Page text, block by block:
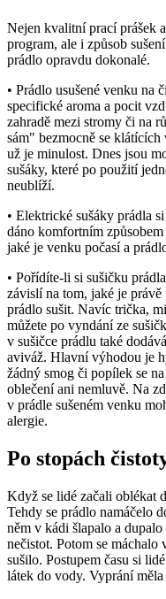
Nejen kvalitní prací prášek
program, ale i způsob
prádlo opravdu dokonalé.
• Prádlo usušené venku na
specifické aroma a pocit
zahradě mezi stromy či na
sám" bezmocně se
už je minulost. Dnes jsou
sušáky, které po použití
neublíží.
• Elektrické sušáky prádla
dáno komfortním způsobem
jaké je venku počasí a
• Pořídíte-li si sušičku
závislí na tom, jaké je
prádlo sušit. Navíc trička,
můžete po vyndání ze
v sušičce prádlu také
aviváž. Hlavní výhodou je
žádný smog či popílek se
oblečení ani nemluvě. Na
v prádle sušeném venku
alergie.
Po stopách
Když se lidé začali oblékat
Tehdy se prádlo namáčelo
něm v kádi šlapalo a
nečistot. Potom se
sušilo. Postupem času si
látek do vody. Vyprání